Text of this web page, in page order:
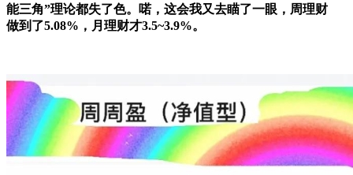
能三角”理论都失了色。喏，这会我又去瞄了一眼，周理财
做到了5.08%，月理财才3.5~3.9%。